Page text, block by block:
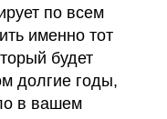
по всем
именно тот
будет
долгие годы,
в вашем